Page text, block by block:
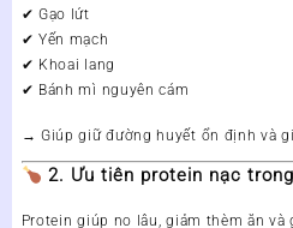
✔ Gạo lứt
✔ Yến mạch
✔ Khoai lang
✔ Bánh mì nguyên cám
→ Giúp giữ đường huyết ổn định và
2. Ưu tiên protein nạc
Protein giúp no lâu, giảm thèm ăn và